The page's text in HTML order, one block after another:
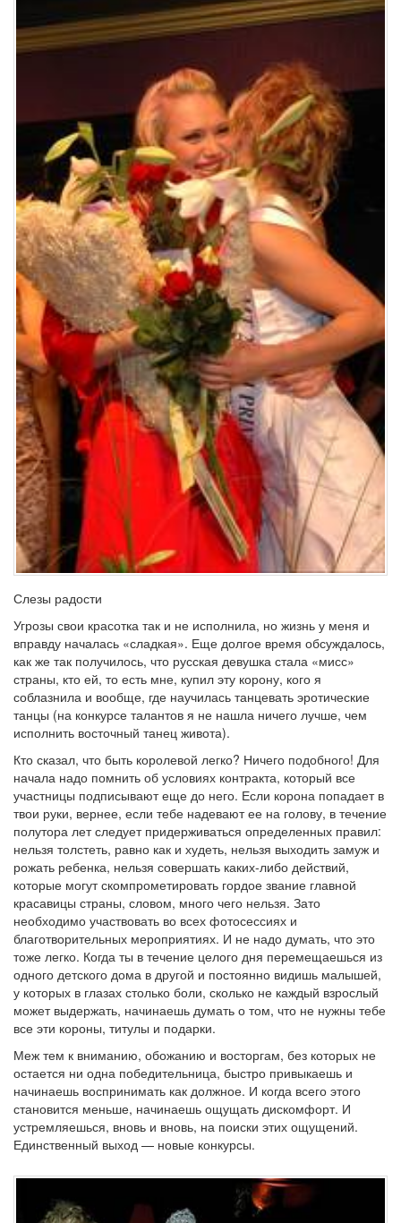
Слезы радости
Угрозы свои красотка так и не исполнила, но жизнь у меня и
вправду началась «сладкая». Еще долгое время обсуждалось,
как же так получилось, что русская девушка стала «мисс»
страны, кто ей, то есть мне, купил эту корону, кого я
соблазнила и вообще, где научилась танцевать эротические
танцы (на конкурсе талантов я не нашла ничего лучше, чем
исполнить восточный танец живота).
Кто сказал, что быть королевой легко? Ничего подобного! Для
начала надо помнить об условиях контракта, который все
участницы подписывают еще до него. Если корона попадает в
твои руки, вернее, если тебе надевают ее на голову, в течение
полутора лет следует придерживаться определенных правил:
нельзя толстеть, равно как и худеть, нельзя выходить замуж и
рожать ребенка, нельзя совершать каких-либо действий,
которые могут скомпрометировать гордое звание главной
красавицы страны, словом, много чего нельзя. Зато
необходимо участвовать во всех фотосессиях и
благотворительных мероприятиях. И не надо думать, что это
тоже легко. Когда ты в течение целого дня перемещаешься из
одного детского дома в другой и постоянно видишь малышей,
у которых в глазах столько боли, сколько не каждый взрослый
может выдержать, начинаешь думать о том, что не нужны тебе
все эти короны, титулы и подарки.
Меж тем к вниманию, обожанию и восторгам, без которых не
остается ни одна победительница, быстро привыкаешь и
начинаешь воспринимать как должное. И когда всего этого
становится меньше, начинаешь ощущать дискомфорт. И
устремляешься, вновь и вновь, на поиски этих ощущений.
Единственный выход — новые конкурсы.